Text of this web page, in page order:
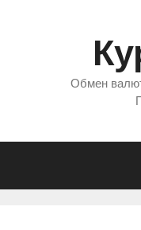
Обмен